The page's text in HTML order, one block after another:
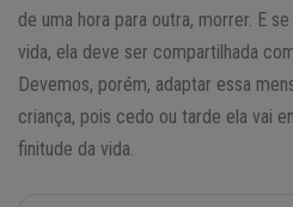
de uma hora para outra, morrer. E
vida, ela deve ser compartilhada
Devemos, porém, adaptar essa
criança, pois cedo ou tarde ela vai
finitude da vida.